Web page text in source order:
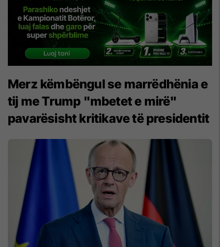
Merz këmbëngul se marrëdhënia e
tij me Trump "mbetet e mirë"
pavarësisht kritikave të presidentit